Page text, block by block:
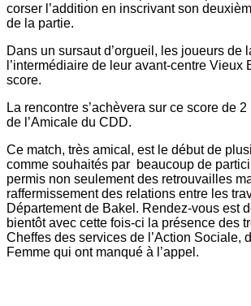
corser l’addition en inscrivant son
de la partie.
Dans un sursaut d’orgueil, les joueurs de
l’intermédiaire de leur avant-centre Vieux
score.
La rencontre s’achèvera sur ce score de
de l’Amicale du CDD.
Ce match, très amical, est le début de
comme souhaités par beaucoup de
permis non seulement des retrouvailles
raffermissement des relations entre les
Département de Bakel. Rendez-vous est
bientôt avec cette fois-ci la présence des
Cheffes des services de l’Action Sociale,
Femme qui ont manqué à l’appel.